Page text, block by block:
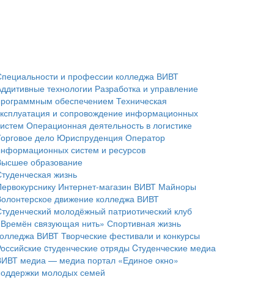
и профессии колледжа ВИВТ
технологии Разработка и управление
обеспечением Техническая
и сопровождение информационных
Операционная деятельность в логистике
дело Юриспруденция Оператор
систем и ресурсов
образование
жизнь
Интернет-магазин ВИВТ Майноры
движение колледжа ВИВТ
молодёжный патриотический клуб
связующая нить» Спортивная жизнь
ВИВТТворческие фестивали и конкурсы
cтуденческие отряды Cтуденческие медиа
медиа — медиа портал «Единое окно»
молодых семей